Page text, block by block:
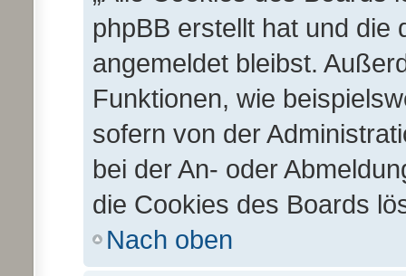
phpBB erstellt hat und die
angemeldet bleibst.
Funktionen, wie
sofern von der
bei der An- oder
die Cookies des Boards
Nach oben